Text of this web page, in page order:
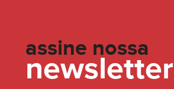
CORRIGIDAS MENSALMENTE DE
ÍNDICE DE CORREÇÃO DO CUB-RS
assine nossa
newsletter